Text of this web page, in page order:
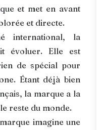
et met en avant
et directe.
international, la
évoluer. Elle est
de spécial pour
Étant déjà bien
la marque a la
reste du monde.
imagine une